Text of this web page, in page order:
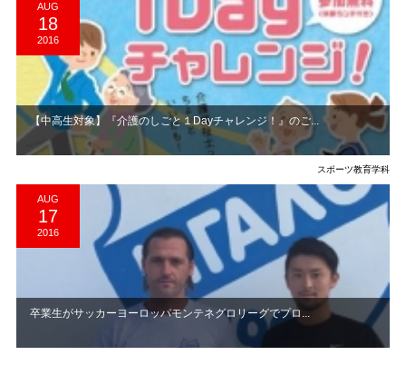
AUG
18
2016
【中高生対象】『介護のしごと１Dayチャレンジ！』のご...
スポーツ教育学科
AUG
17
2016
卒業生がサッカーヨーロッパモンテネグロリーグでプロ...